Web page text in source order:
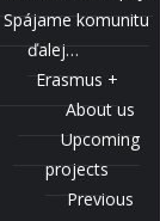
Spájame komunitu
ďalej…
Erasmus +
About us
Upcoming
projects
Previous